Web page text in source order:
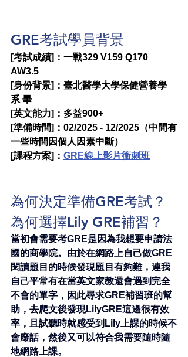
GRE考試學員背景
[考試成績]：一戰329 V159 Q170
AW3.5
[身份背景]：臺北醫學大學保健營養學
系 畢
[英文能力]：多益900+
[準備時間]：02/2025 - 12/2025（中間有
一些時間因個人因素中斷）
[課程方案]： GRE線上影片衝刺班
為何決定準備GRE考試？
為何選擇Lily GRE補習？
當初會需要考GRE是因為我想要申請法
國的商學院。由於在網路上自己做GRE
閱讀題目的時候發現題目有夠難， 連我
自己平常有在當英文家教還會遇到完全
不會的單字， 因此尋求GRE補習班的幫
助，去爬文後發現LilyGRE這邊很有效
率，且試聽時就感受到Lily上課的時候不
會廢話，然後又可以符合我需要隨時隨
地網路上課。